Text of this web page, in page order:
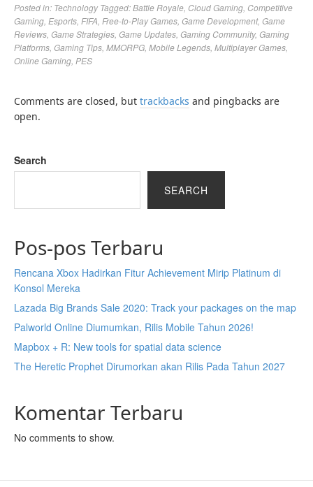
Posted in: Technology Tagged:Battle Royale Cloud Gaming Competitive
Gaming Esports FIFA Free-to-Play Games Game Development, Game
Reviews Game Strategies Game Updates Gaming Community, Gaming
Platforms Gaming Tips MMORPG Mobile Legends Multiplayer Games
Online Gaming PES
Comments are closed, but trackbacks and pingbacks are
open.
Search
SEARCH
Pos-pos Terbaru
Rencana Xbox Hadirkan Fitur Achievement Mirip Platinum di
Konsol Mereka
Lazada Big Brands Sale 2020: Track your packages on the map
Palworld Online Diumumkan, Rilis Mobile Tahun 2026!
Mapbox + R: New tools for spatial data science
The Heretic Prophet Dirumorkan akan Rilis Pada Tahun 2027
Komentar Terbaru
No comments to show.